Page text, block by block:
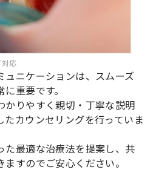
応
ュニケーションは、スムーズ
重要です。
かりやすく親切・丁寧な説明
カウンセリングを行っていま
た最適な治療法を提案し、共
すのでご安心ください。